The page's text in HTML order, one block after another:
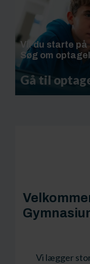
Vil du starte på
Søg om
Gå til
Vi lægger